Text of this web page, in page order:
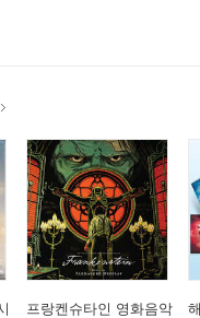
프랑켄슈타인 영화음악